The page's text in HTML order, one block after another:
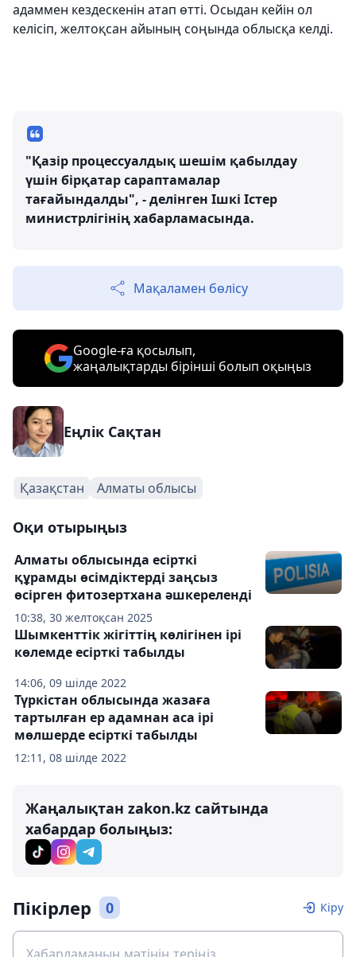
адаммен кездескенін атап өтті. Осыдан кейін ол
келісіп, желтоқсан айының соңында облысқа келді.
"Қазір процессуалдық шешім қабылдау
үшін бірқатар сараптамалар
тағайындалды", - делінген Ішкі Істер
министрлігінің хабарламасында.
Мақаламен бөлісу
Google-ға қосылып,
жаңалықтарды бірінші болып оқыңыз
Еңлік Сақтан
Қазақстан Алматы облысы
Оқи отырыңыз
10:38, 30 желтоқсан 2025
Алматы облысында есірткі
құрамды өсімдіктерді заңсыз
өсірген фитозертхана әшкереленді
14:06, 09 шілде 2022
Шымкенттік жігіттің көлігінен ірі
көлемде есірткі табылды
12:11, 08 шілде 2022
Түркістан облысында жазаға
тартылған ер адамнан аса ірі
мөлшерде есірткі табылды
Жаңалықтан zakon.kz сайтында
хабардар болыңыз:
Пікірлер 0 Кіру